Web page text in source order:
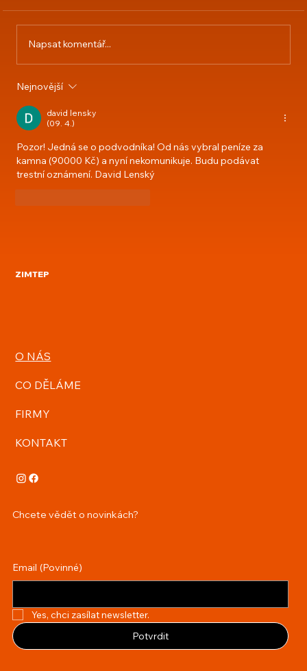
Podlahové topení
Napsat komentář...
Nejnovější
david lensky
(09. 4.)
Pozor! Jedná se o podvodníka! Od nás vybral peníze za
kamna (90000 Kč) a nyní nekomunikuje. Budu podávat
trestní oznámení. David Lenský
ZIMTEP
O NÁS
CO DĚLÁME
FIRMY
KONTAKT
Chcete vědět o novinkách?
Email (Povinné)
Yes, chci zasílat newsletter.
Potvrdit